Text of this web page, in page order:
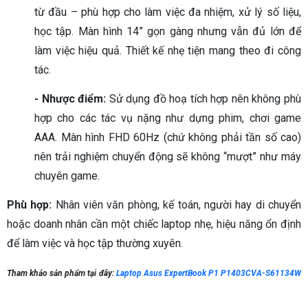
từ đầu – phù hợp cho làm việc đa nhiệm, xử lý số liệu,
học tập. Màn hình 14” gọn gàng nhưng vẫn đủ lớn để
làm việc hiệu quả. Thiết kế nhẹ tiện mang theo đi công
tác.
- Nhược điểm: Sử dụng đồ hoạ tích hợp nên không phù
hợp cho các tác vụ nặng như dựng phim, chơi game
AAA. Màn hình FHD 60Hz (chứ không phải tần số cao)
nên trải nghiệm chuyển động sẽ không “mượt” như máy
chuyên game.
Phù hợp: Nhân viên văn phòng, kế toán, người hay di chuyển
hoặc doanh nhân cần một chiếc laptop nhẹ, hiệu năng ổn định
để làm việc và học tập thường xuyên.
Tham khảo sản phẩm tại đây: Laptop Asus ExpertBook P1 P1403CVA-S61134W